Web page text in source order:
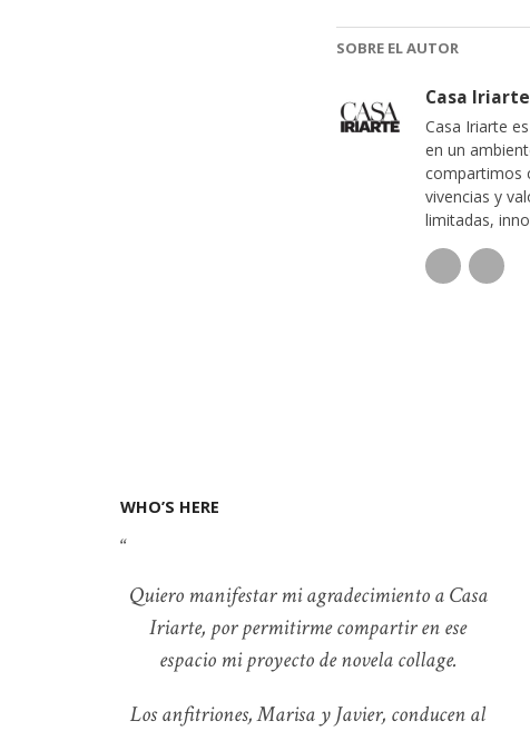
SOBRE EL AUTOR
Casa Iriarte
Casa Iriarte
en un
compartimos
vivencias y
limitadas,
WHO’S HERE
Quiero manifestar mi agradecimiento a Casa
Iriarte, por permitirme compartir en ese
espacio mi proyecto de novela collage.
Los anfitriones, Marisa y Javier, conducen al